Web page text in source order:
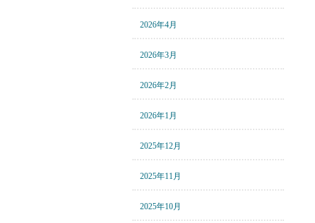
2026年4月
2026年3月
2026年2月
2026年1月
2025年12月
2025年11月
2025年10月